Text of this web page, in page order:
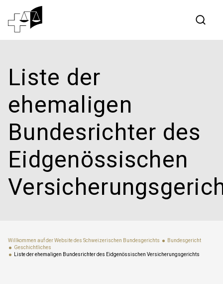
Bundesgericht
Arbeiten am Bundesgericht
Medien
Liste der
ehemaligen
Bundesrichter des
Eidgenössischen
Willkommen auf der Website des Schweizerischen Bundesgerichts
Bundesgericht
Geschichtliches
Liste der ehemaligen Bundesrichter des Eidgenössischen Versicherungsgerichts